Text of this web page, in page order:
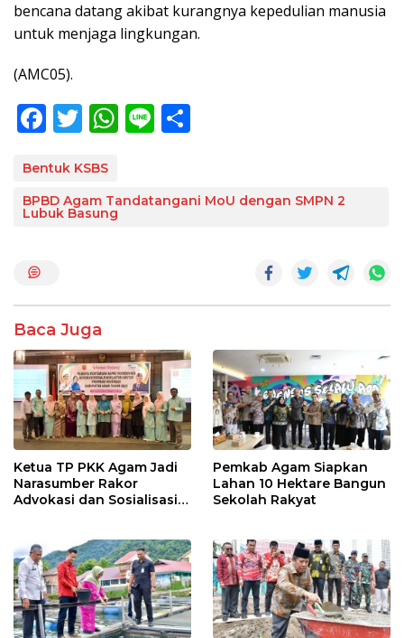
bencana datang akibat kurangnya kepedulian manusia
untuk menjaga lingkungan.
(AMC05).
F
e
b
T
itt
er
W
s
Li
e
Bentuk KSBS
BPBD Agam Tandatangani MoU dengan SMPN 2
Lubuk Basung
Baca Juga
Ketua TP PKK Agam Jadi
Narasumber Rakor
Advokasi dan Sosialisasi
Pemkab Agam Siapkan
Lahan 10 Hektare Bangun
Sekolah Rakyat